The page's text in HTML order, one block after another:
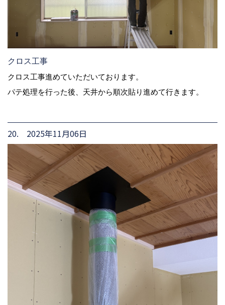
クロス工事
クロス工事進めていただいております。
パテ処理を行った後、天井から順次貼り進めて行きます。
20. 2025年11月06日